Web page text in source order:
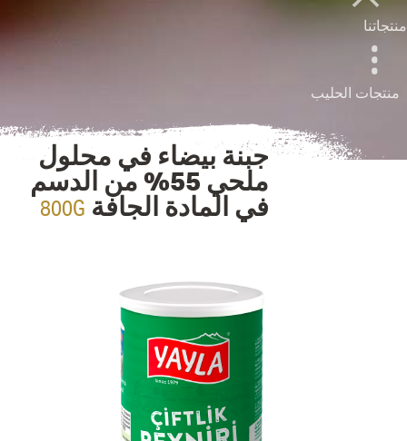
منتجاتنا
منتجات الحليب
جبنة بيضاء في محلول
ملحي 55% من الدسم
في المادة الجافة 800G